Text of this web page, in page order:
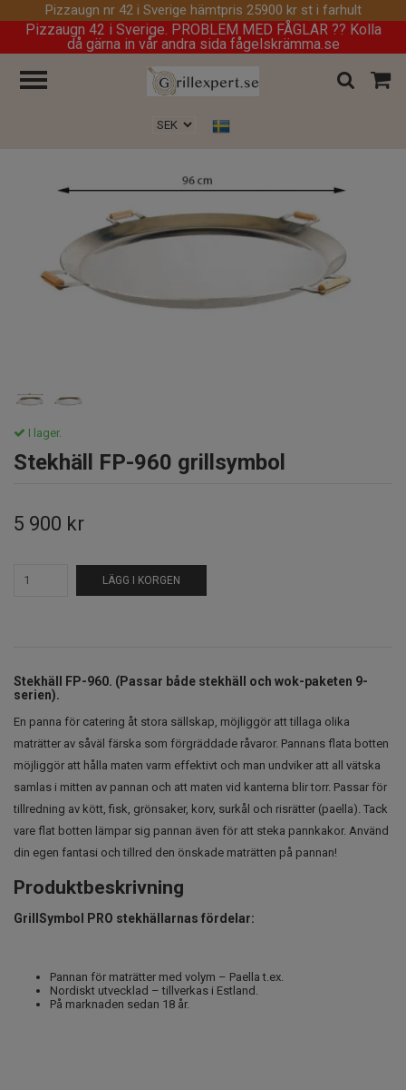
Pizzaugn nr 42 i Sverige hämtpris 25900 kr st i farhult
Pizzaugn 42 i Sverige. PROBLEM MED FÅGLAR ?? Kolla
då gärna in vår andra sida fågelskrämma.se
I lager.
Stekhäll FP-960 grillsymbol
5 900 kr
LÄGG I KORGEN
Stekhäll FP-960. (Passar både stekhäll och wok-paketen 9-
serien).
En panna för catering åt stora sällskap, möjliggör att tillaga olika
maträtter av såväl färska som förgräddade råvaror. Pannans flata botten
möjliggör att hålla maten varm effektivt och man undviker att all vätska
samlas i mitten av pannan och att maten vid kanterna blir torr. Passar för
tillredning av kött, fisk, grönsaker, korv, surkål och risrätter (paella). Tack
vare flat botten lämpar sig pannan även för att steka pannkakor. Använd
din egen fantasi och tillred den önskade maträtten på pannan!
Produktbeskrivning
GrillSymbol PRO stekhällarnas fördelar:
Pannan för maträtter med volym – Paella t.ex.
Nordiskt utvecklad – tillverkas i Estland.
På marknaden sedan 18 år.